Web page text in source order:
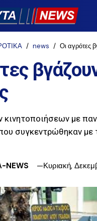
news Οι αγρότες
κινητοποιήσεων με
συγκεντρώθηκαν με
Κυριακή,